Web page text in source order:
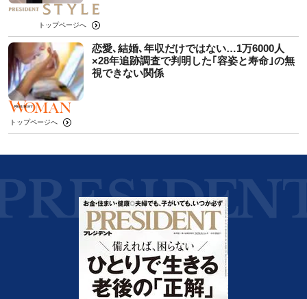
トップページへ
恋愛､結婚､年収だけではない…1万6000人
×28年追跡調査で判明した｢容姿と寿命｣の無
視できない関係
トップページへ